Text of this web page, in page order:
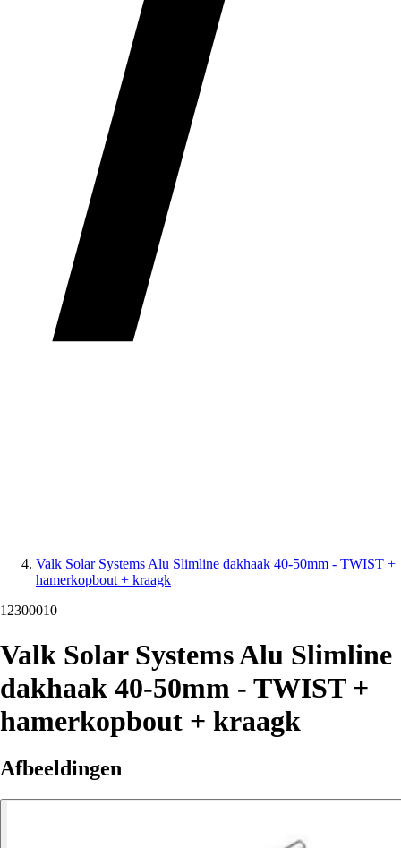
Valk Solar Systems Alu Slimline dakhaak 40-50mm - TWIST +
hamerkopbout + kraagk
12300010
Valk Solar Systems Alu Slimline
dakhaak 40-50mm - TWIST +
hamerkopbout + kraagk
Afbeeldingen